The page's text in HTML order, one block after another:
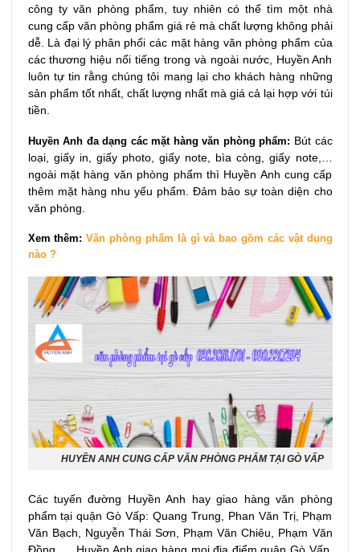
công ty văn phòng phẩm, tuy nhiên có thể tìm một nhà
cung cấp văn phòng phẩm giá rẻ mà chất lượng không phải
dễ. Là đại lý phân phối các mặt hàng văn phòng phẩm của
các thương hiệu nổi tiếng trong và ngoài nước, Huyền Anh
luôn tự tin rằng chúng tôi mang lại cho khách hàng những
sản phẩm tốt nhất, chất lượng nhất mà giá cả lại hợp với túi
tiền.
Huyền Anh đa dạng các mặt hàng văn phòng phẩm: Bút các
loại, giấy in, giấy photo, giấy note, bìa còng, giấy note,…
ngoài mặt hàng văn phòng phẩm thì Huyền Anh cung cấp
thêm mặt hàng nhu yếu phẩm. Đảm bảo sự toàn diện cho
văn phòng.
Xem thêm: Văn phòng phẩm là gì và bao gồm các vật dụng
nào ?
HUYỀN ANH CUNG CẤP VĂN PHÒNG PHẨM TẠI GÒ VẤP
Các tuyến đường Huyền Anh hay giao hàng văn phòng
phẩm tại quận Gò Vấp: Quang Trung, Phan Văn Trị, Phạm
Văn Bạch, Nguyễn Thái Sơn, Phạm Văn Chiêu, Phạm Văn